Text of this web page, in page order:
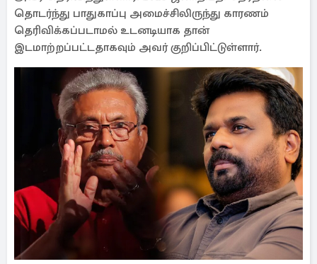
தொடர்ந்து பாதுகாப்பு அமைச்சிலிருந்து காரணம்
தெரிவிக்கப்படாமல் உடனடியாக தான்
இடமாற்றப்பட்டதாகவும் அவர் குறிப்பிட்டுள்ளார்.